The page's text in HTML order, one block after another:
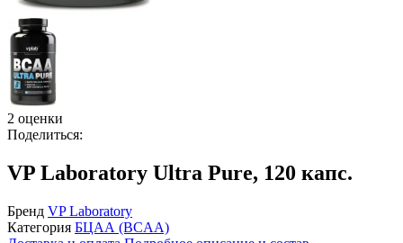
2 оценки
Поделиться:
VP Laboratory Ultra Pure, 120 капс.
Бренд VP Laboratory
Категория БЦАА (BCAA)